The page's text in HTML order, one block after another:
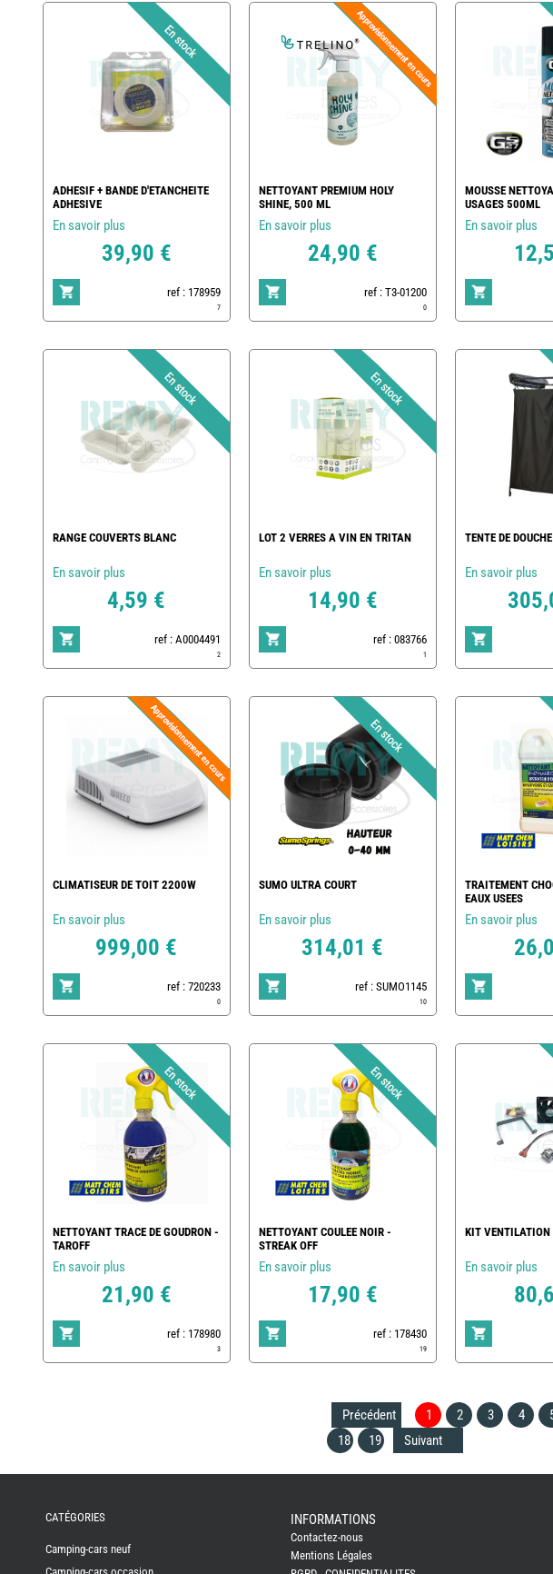
ADHESIF + BANDE D'ETANCHEITE
ADHESIVE
En savoir plus
39,90 €
ref : 178959
7
NETTOYANT PREMIUM HOLY
SHINE, 500 ML
En savoir plus
24,90 €
ref : T3-01200
0
MOUSSE
USAGES 500ML
En savoir plus
RANGE COUVERTS BLANC
En savoir plus
4,59 €
ref : A0004491
2
LOT 2 VERRES A VIN EN TRITAN
En savoir plus
14,90 €
ref : 083766
1
TENTE DE
En savoir plus
CLIMATISEUR DE TOIT 2200W
En savoir plus
999,00 €
ref : 720233
0
SUMO ULTRA COURT
En savoir plus
314,01 €
ref : SUMO1145
10
TRAITEMENT
EAUX USEES
En savoir plus
NETTOYANT TRACE DE GOUDRON -
TAROFF
En savoir plus
21,90 €
ref : 178980
3
NETTOYANT COULEE NOIR -
STREAK OFF
En savoir plus
17,90 €
ref : 178430
19
KIT
En savoir plus
Précédent 1 2 3 4
18
19 Suivant
FRERESCATÉGORIES
Camping-cars neuf
INFORMATIONS
Contactez-nous
Mentions Légales